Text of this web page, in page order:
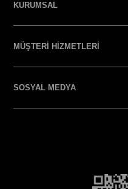
KURUMSAL
MÜŞTERİ HİZMETLERİ
SOSYAL MEDYA